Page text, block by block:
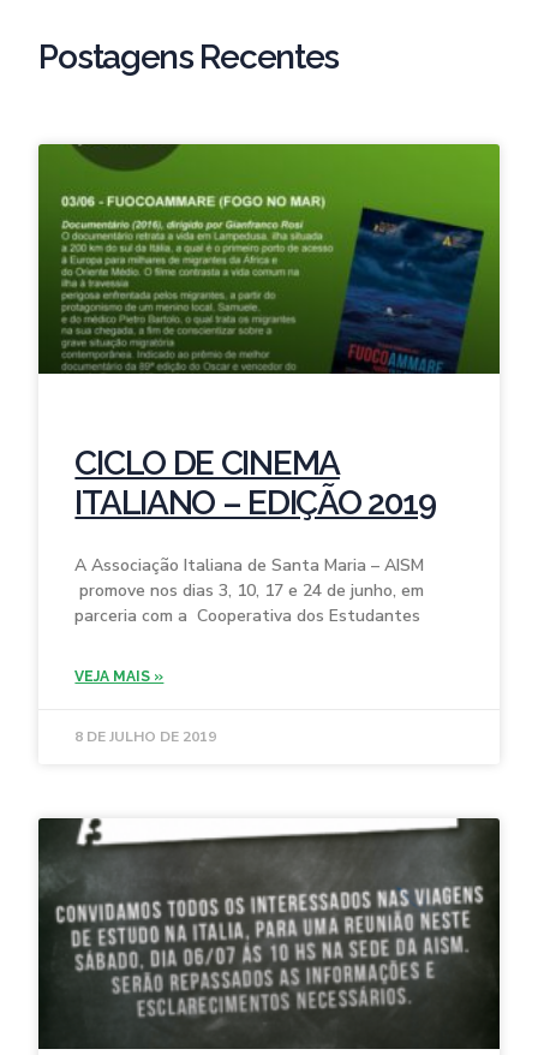
Postagens Recentes
CICLO DE CINEMA
ITALIANO – EDIÇÃO 2019
A Associação Italiana de Santa Maria – AISM
promove nos dias 3, 10, 17 e 24 de junho, em
parceria com a Cooperativa dos Estudantes
VEJA MAIS »
8 DE JULHO DE 2019